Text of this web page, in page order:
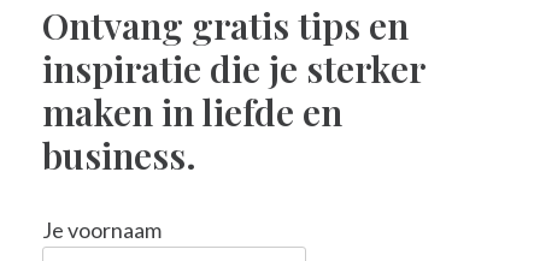
Ontvang gratis tips en
inspiratie die je sterker
maken in liefde en
business.
Je voornaam